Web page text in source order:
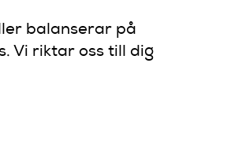
balanserar på
Vi riktar oss till dig